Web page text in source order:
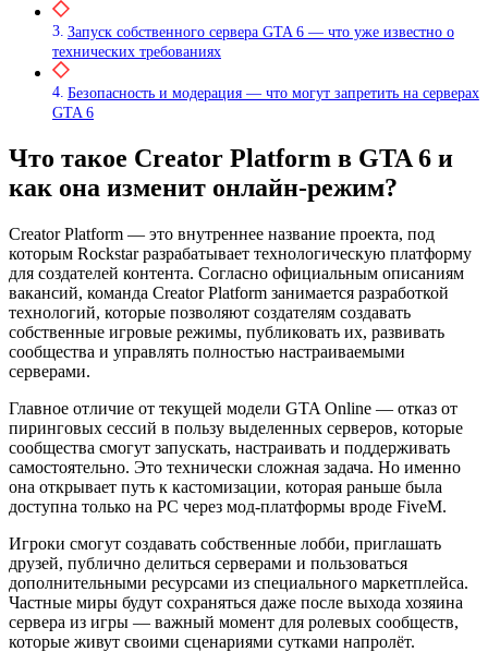
Запуск собственного сервера GTA 6 — что уже известно о
технических требованиях
Безопасность и модерация — что могут запретить на серверах
GTA 6
Что такое Creator Platform в GTA 6 и
как она изменит онлайн-режим?
Creator Platform — это внутреннее название проекта, под
которым Rockstar разрабатывает технологическую платформу
для создателей контента. Согласно официальным описаниям
вакансий, команда Creator Platform занимается разработкой
технологий, которые позволяют создателям создавать
собственные игровые режимы, публиковать их, развивать
сообщества и управлять полностью настраиваемыми
серверами.
Главное отличие от текущей модели GTA Online — отказ от
пиринговых сессий в пользу выделенных серверов, которые
сообщества смогут запускать, настраивать и поддерживать
самостоятельно. Это технически сложная задача. Но именно
она открывает путь к кастомизации, которая раньше была
доступна только на PC через мод-платформы вроде FiveM.
Игроки смогут создавать собственные лобби, приглашать
друзей, публично делиться серверами и пользоваться
дополнительными ресурсами из специального маркетплейса.
Частные миры будут сохраняться даже после выхода хозяина
сервера из игры — важный момент для ролевых сообществ,
которые живут своими сценариями сутками напролёт.